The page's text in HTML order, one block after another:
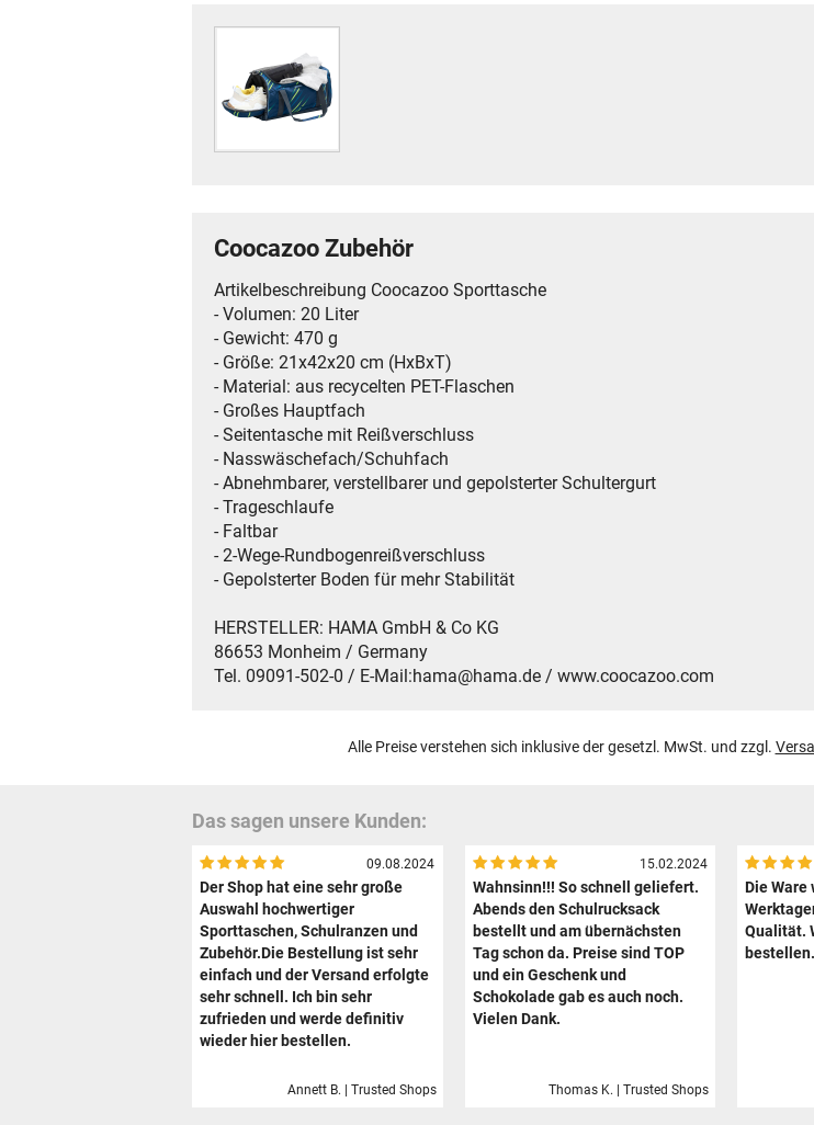
Coocazoo Zubehör
Artikelbeschreibung Coocazoo Sporttasche
- Volumen: 20 Liter
- Gewicht: 470 g
- Größe: 21x42x20 cm (HxBxT)
- Material: aus recycelten PET-Flaschen
- Großes Hauptfach
- Seitentasche mit Reißverschluss
- Nasswäschefach/Schuhfach
- Abnehmbarer, verstellbarer und gepolsterter Schultergurt
- Trageschlaufe
- Faltbar
- 2-Wege-Rundbogenreißverschluss
- Gepolsterter Boden für mehr Stabilität
HERSTELLER: HAMA GmbH & Co KG
86653 Monheim / Germany
Tel. 09091-502-0 / E-Mail:hama@hama.de / www.coocazoo.com
Alle Preise verstehen sich inklusive der gesetzl. MwSt. und zzgl.
Das sagen unsere Kunden:
09.08.2024
Der Shop hat eine sehr große
Auswahl hochwertiger
Sporttaschen, Schulranzen und
Zubehör.Die Bestellung ist sehr
einfach und der Versand erfolgte
sehr schnell. Ich bin sehr
zufrieden und werde definitiv
wieder hier bestellen.
Annett B. | Trusted Shops
15.02.2024
Wahnsinn!!! So schnell geliefert.
Abends den Schulrucksack
bestellt und am übernächsten
Tag schon da. Preise sind TOP
und ein Geschenk und
Schokolade gab es auch noch.
Vielen Dank.
Thomas K. | Trusted Shops
Die Ware
Qualität.
bestellen.